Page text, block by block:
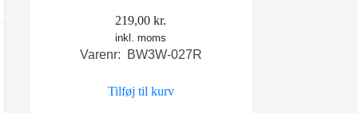
219,00kr.
inkl. moms
Varenr: BW3W-027R
Tilføj til kurv